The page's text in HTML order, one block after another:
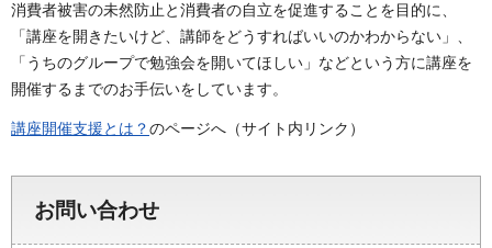
消費者被害の未然防止と消費者の自立を促進することを目的に、
「講座を開きたいけど、講師をどうすればいいのかわからない」、
「うちのグループで勉強会を開いてほしい」などという方に講座を
開催するまでのお手伝いをしています。
講座開催支援とは？のページへ（サイト内リンク）
お問い合わせ